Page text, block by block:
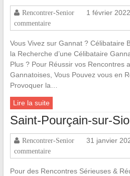
Rencontrer-Senior 1 février 2022
commentaire
Vous Vivez sur Gannat ? Célibataire
la Recherche d’une Célibataire
Plus ? Pour Réussir vos Rencontres
Gannatoises, Vous Pouvez vous en
Provoquer la…
Lire la suite
Saint-Pourçain-sur-
Rencontrer-Senior 31 janvier
commentaire
Pour des Rencontres Sérieuses &